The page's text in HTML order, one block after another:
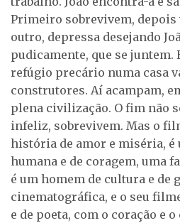
Primeiro sobrevivem, depois
outro, depressa desejando
pudicamente, que se juntem.
refúgio precário numa casa
construtores. Aí acampam,
plena civilização. O fim não
infeliz, sobrevivem. Mas o
história de amor e miséria,
humana e de coragem, uma
é um homem de cultura e de
cinematográfica, e o seu
e de poeta, com o coração e